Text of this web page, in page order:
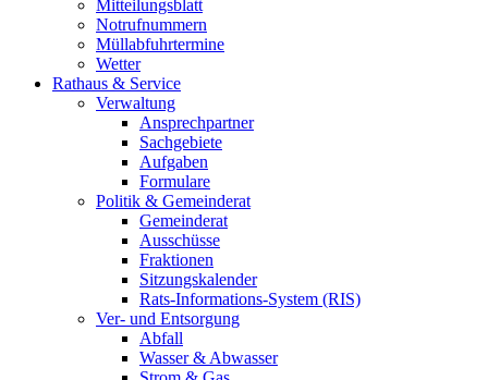
Mitteilungsblatt
Notrufnummern
Müllabfuhrtermine
Wetter
Rathaus & Service
Verwaltung
Ansprechpartner
Sachgebiete
Aufgaben
Formulare
Politik & Gemeinderat
Gemeinderat
Ausschüsse
Fraktionen
Sitzungskalender
Rats-Informations-System (RIS)
Ver- und Entsorgung
Abfall
Wasser & Abwasser